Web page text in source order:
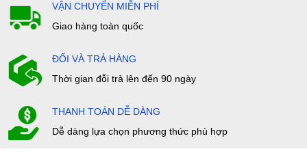
VẬN CHUYỂN MIỄN PHÍ
Giao hàng toàn quốc
ĐỔI VÀ TRẢ HÀNG
Thời gian đỗi trả lên đến 90 ngày
THANH TOÁN DỄ DÀNG
Dễ dàng lựa chọn phương thức phù hợp